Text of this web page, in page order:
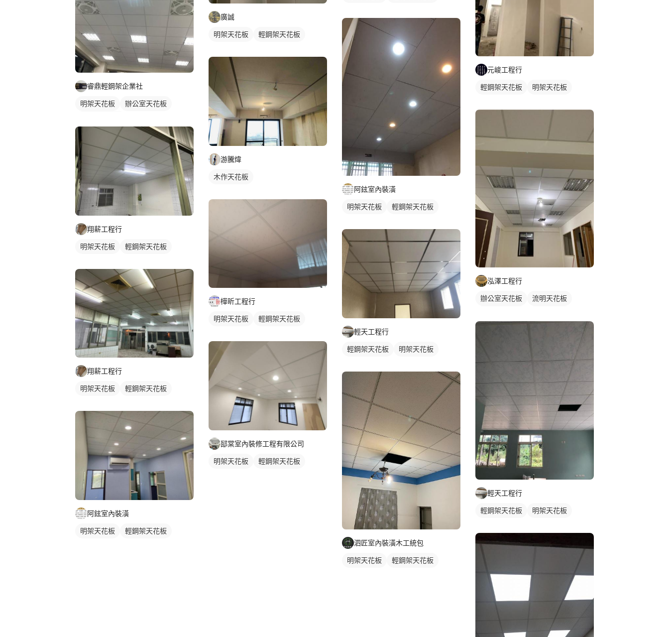
睿鼎輕鋼架企業社
明架天花板
辦公室天花板
翔薪工程行
明架天花板 輕鋼架天花板
翔薪工程行
明架天花板 輕鋼架天花板
阿鉉室內裝潢
明架天花板 輕鋼架天花板
廣誠
明架天花板 輕鋼架天花板
游騰煒
木作天花板
樺昕工程行
明架天花板 輕鋼架天花板
邷棠室內裝修工程有限公司
明架天花板 輕鋼架天花板
阿鉉室內裝潢
明架天花板 輕鋼架天花板
輕天工程行
輕鋼架天花板 明架天花板
泗匠室內裝潢木工統包
明架天花板 輕鋼架天花板
元峻工程行
輕鋼架天花板 明架天花板
泓澤工程行
辦公室天花板
流明天花板
輕天工程行
輕鋼架天花板 明架天花板